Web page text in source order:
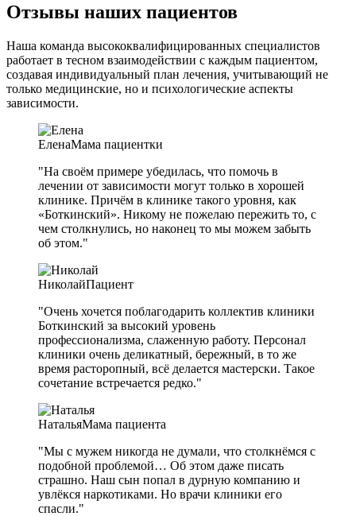
Отзывы наших пациентов
Наша команда высококвалифицированных специалистов
работает в тесном взаимодействии с каждым пациентом,
создавая индивидуальный план лечения, учитывающий не
только медицинские, но и психологические аспекты
зависимости.
ЕленаМама пациентки
"На своём примере убедилась, что помочь в
лечении от зависимости могут только в хорошей
клинике. Причём в клинике такого уровня, как
«Боткинский». Никому не пожелаю пережить то, с
чем столкнулись, но наконец то мы можем забыть
об этом."
НиколайПациент
"Очень хочется поблагодарить коллектив клиники
Боткинский за высокий уровень
профессионализма, слаженную работу. Персонал
клиники очень деликатный, бережный, в то же
время расторопный, всё делается мастерски. Такое
сочетание встречается редко."
НатальяМама пациента
"Мы с мужем никогда не думали, что столкнёмся с
подобной проблемой… Об этом даже писать
страшно. Наш сын попал в дурную компанию и
увлёкся наркотиками. Но врачи клиники его
спасли."